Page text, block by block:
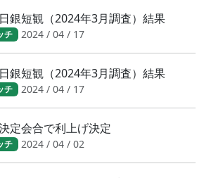
銀短観（2024年3月調査）結果
チ 2024 / 04 / 17
銀短観（2024年3月調査）結果
チ 2024 / 04 / 17
定会合で利上げ決定
チ 2024 / 04 / 02